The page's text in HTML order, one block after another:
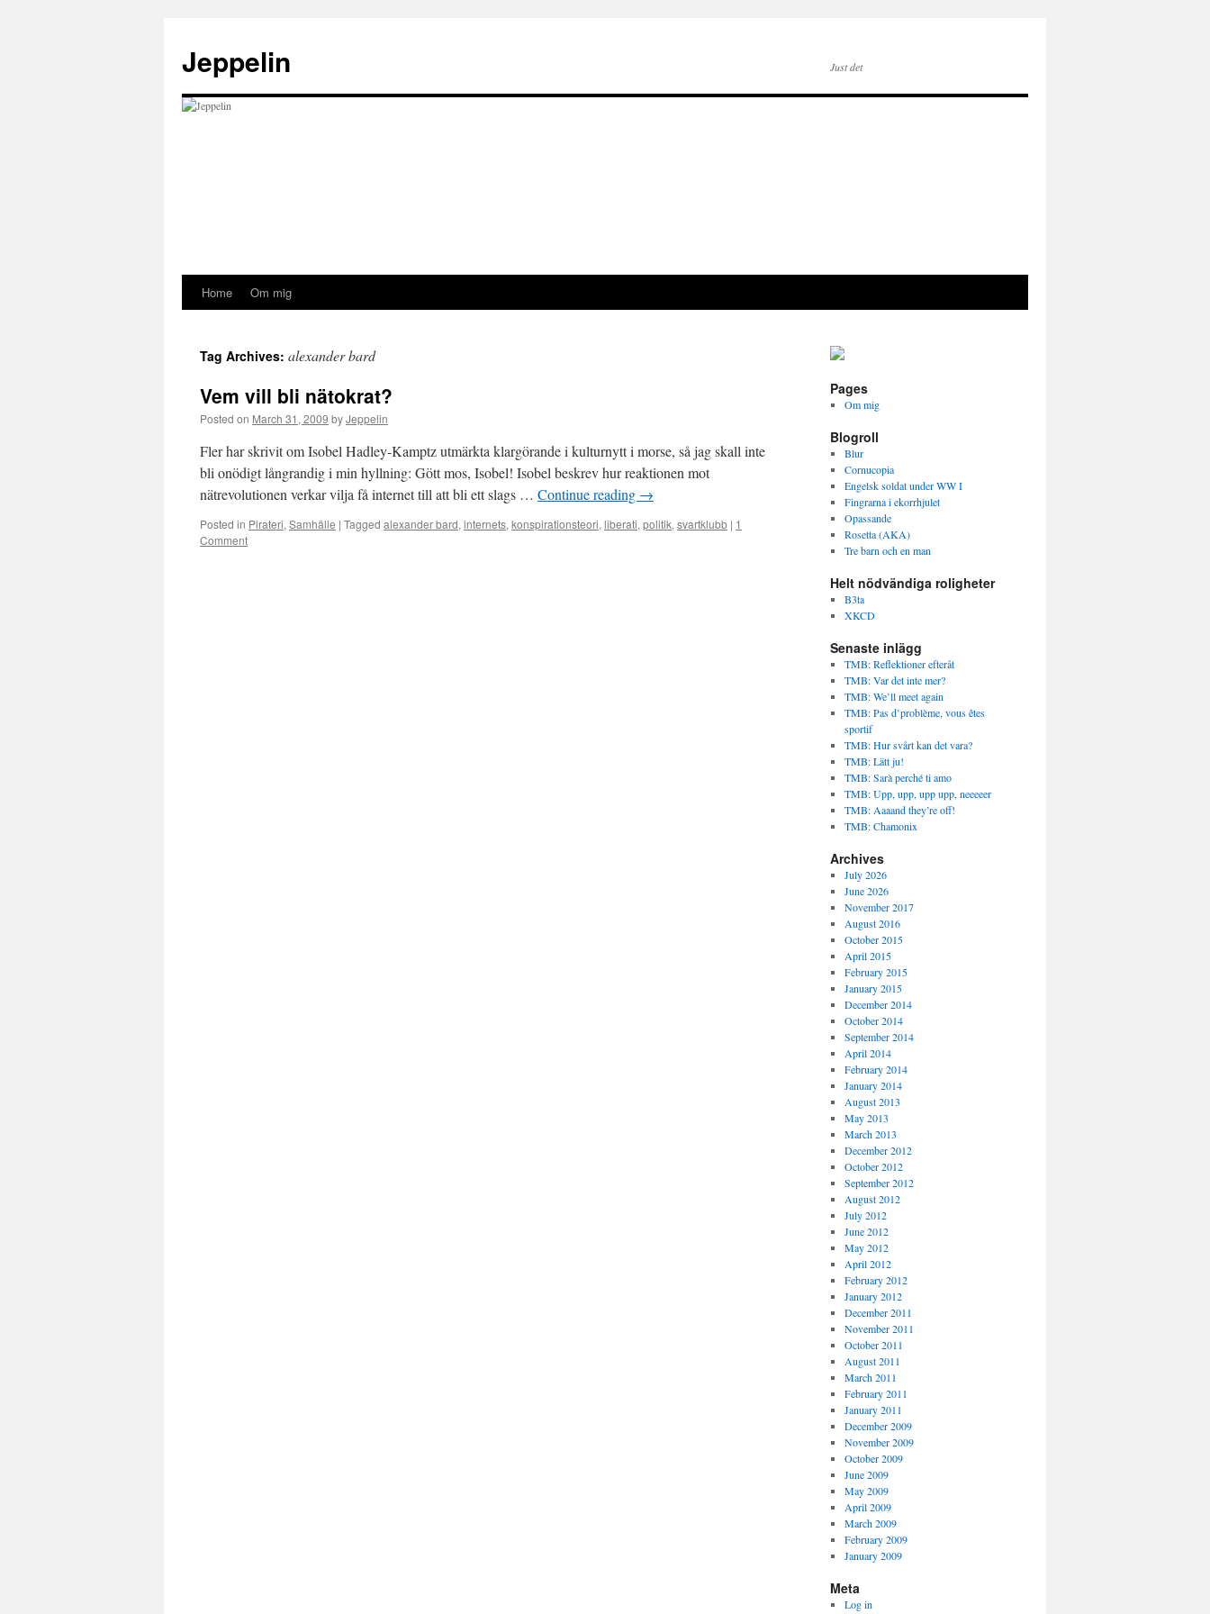
content
Jeppelin Just det
Home Om mig
Tag Archives: alexander bard
Vem vill bli nätokrat?
Posted on March 31, 2009 byJeppelin
Fler har skrivit om Isobel Hadley-Kamptz utmärkta klargörande i kulturnytt i morse, så jag skall inte
bli onödigt långrandig i min hyllning: Gött mos, Isobel! Isobel beskrev hur reaktionen mot
nätrevolutionen verkar vilja få internet till att bli ett slags … Continue reading →
Posted in Pirateri, Samhälle | Tagged alexander bard, internets, konspirationsteori, liberati, politik, svartklubb | 1
Comment
Pages
Om mig
Blogroll
Blur
Cornucopia
Engelsk soldat under WW I
Fingrarna i ekorrhjulet
Opassande
Rosetta (AKA)
Tre barn och en man
Helt nödvändiga roligheter
B3ta
XKCD
Senaste inlägg
TMB: Reflektioner efteråt
TMB: Var det inte mer?
TMB: We’ll meet again
TMB: Pas d’problème, vous êtes
sportif
TMB: Hur svårt kan det vara?
TMB: Lätt ju!
TMB: Sarà perché ti amo
TMB: Upp, upp, upp upp, neeeeer
TMB: Aaaand they’re off!
TMB: Chamonix
Archives
July 2026
June 2026
November 2017
August 2016
October 2015
April 2015
February 2015
January 2015
December 2014
October 2014
September 2014
April 2014
February 2014
January 2014
August 2013
May 2013
March 2013
December 2012
October 2012
September 2012
August 2012
July 2012
June 2012
May 2012
April 2012
February 2012
January 2012
December 2011
November 2011
October 2011
August 2011
March 2011
February 2011
January 2011
December 2009
November 2009
October 2009
June 2009
May 2009
April 2009
March 2009
February 2009
January 2009
Meta
Log in